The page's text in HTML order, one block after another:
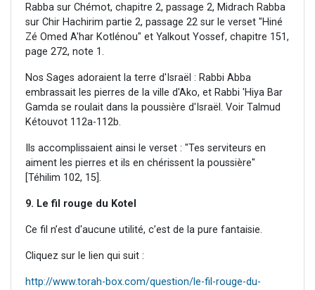
Rabba sur Chémot, chapitre 2, passage 2, Midrach Rabba
sur Chir Hachirim partie 2, passage 22 sur le verset "Hiné
Zé Omed A'har Kotlénou" et Yalkout Yossef, chapitre 151,
page 272, note 1.
Nos Sages adoraient la terre d'Israël : Rabbi Abba
embrassait les pierres de la ville d'Ako, et Rabbi 'Hiya Bar
Gamda se roulait dans la poussière d'Israël. Voir Talmud
Kétouvot 112a-112b.
Ils accomplissaient ainsi le verset : "Tes serviteurs en
aiment les pierres et ils en chérissent la poussière"
[Téhilim 102, 15].
9. Le fil rouge du Kotel
Ce fil n’est d'aucune utilité, c’est de la pure fantaisie.
Cliquez sur le lien qui suit :
http://www.torah-box.com/question/le-fil-rouge-du-